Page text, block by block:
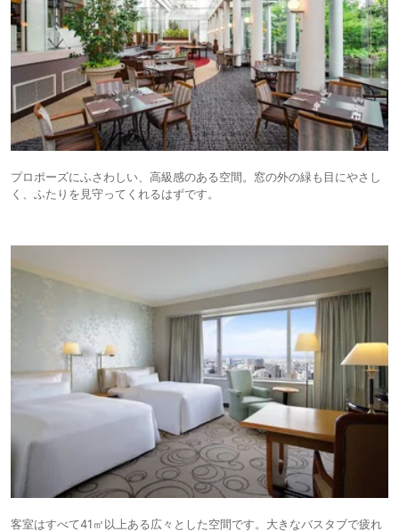
プロポーズにふさわしい、高級感のある空間。窓の外の緑も目にやさし
く、ふたりを見守ってくれるはずです。
客室はすべて41㎡以上ある広々とした空間です。大きなバスタブで疲れ